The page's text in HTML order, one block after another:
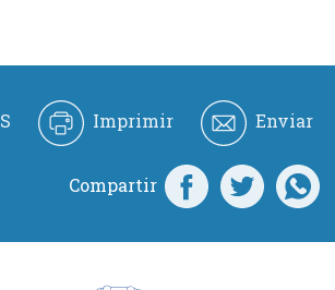
Imprimir Enviar
Compartir